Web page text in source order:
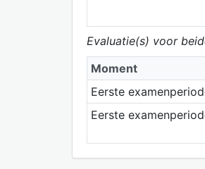
Evaluatie(s) voor
Moment
Eerste
Eerste